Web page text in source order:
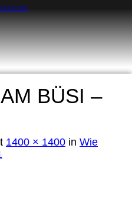
BÜSI –
1400 × 1400 in Wie